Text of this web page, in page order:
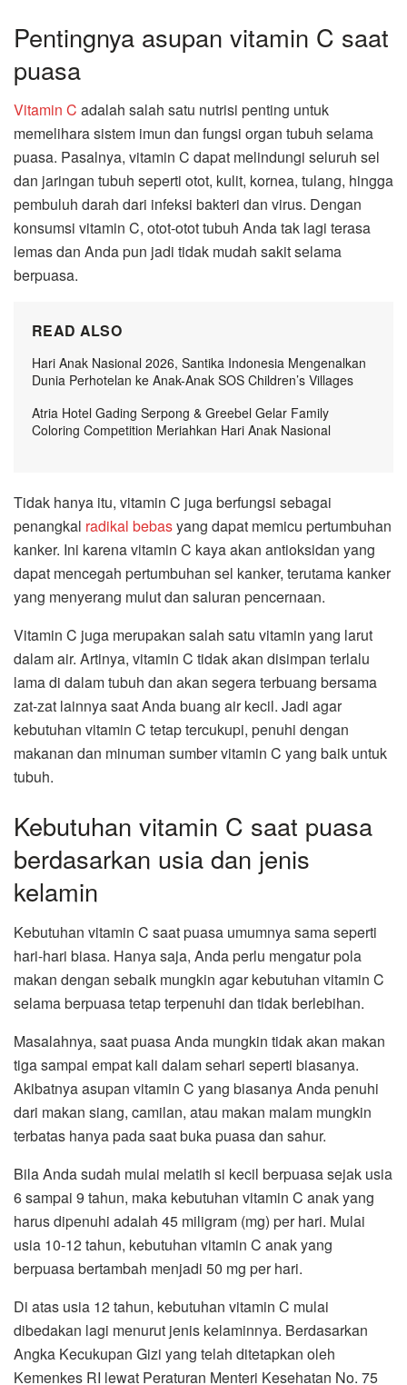
Pentingnya asupan vitamin C saat
puasa
Vitamin C adalah salah satu nutrisi penting untuk
memelihara sistem imun dan fungsi organ tubuh selama
puasa. Pasalnya, vitamin C dapat melindungi seluruh sel
dan jaringan tubuh seperti otot, kulit, kornea, tulang, hingga
pembuluh darah dari infeksi bakteri dan virus. Dengan
konsumsi vitamin C, otot-otot tubuh Anda tak lagi terasa
lemas dan Anda pun jadi tidak mudah sakit selama
berpuasa.
READ ALSO
Hari Anak Nasional 2026, Santika Indonesia Mengenalkan
Dunia Perhotelan ke Anak-Anak SOS Children’s Villages
Atria Hotel Gading Serpong & Greebel Gelar Family
Coloring Competition Meriahkan Hari Anak Nasional
Tidak hanya itu, vitamin C juga berfungsi sebagai
penangkal radikal bebasyang dapat memicu pertumbuhan
kanker. Ini karena vitamin C kaya akan antioksidan yang
dapat mencegah pertumbuhan sel kanker, terutama kanker
yang menyerang mulut dan saluran pencernaan.
Vitamin C juga merupakan salah satu vitamin yang larut
dalam air. Artinya, vitamin C tidak akan disimpan terlalu
lama di dalam tubuh dan akan segera terbuang bersama
zat-zat lainnya saat Anda buang air kecil. Jadi agar
kebutuhan vitamin C tetap tercukupi, penuhi dengan
makanan dan minuman sumber vitamin C yang baik untuk
tubuh.
Kebutuhan vitamin C saat puasa
berdasarkan usia dan jenis
kelamin
Kebutuhan vitamin C saat puasa umumnya sama seperti
hari-hari biasa. Hanya saja, Anda perlu mengatur pola
makan dengan sebaik mungkin agar kebutuhan vitamin C
selama berpuasa tetap terpenuhi dan tidak berlebihan.
Masalahnya, saat puasa Anda mungkin tidak akan makan
tiga sampai empat kali dalam sehari seperti biasanya.
Akibatnya asupan vitamin C yang biasanya Anda penuhi
dari makan siang, camilan, atau makan malam mungkin
terbatas hanya pada saat buka puasa dan sahur.
Bila Anda sudah mulai melatih si kecil berpuasa sejak usia
6 sampai 9 tahun, maka kebutuhan vitamin C anak yang
harus dipenuhi adalah 45 miligram (mg) per hari. Mulai
usia 10-12 tahun, kebutuhan vitamin C anak yang
berpuasa bertambah menjadi 50 mg per hari.
Di atas usia 12 tahun, kebutuhan vitamin C mulai
dibedakan lagi menurut jenis kelaminnya. Berdasarkan
Angka Kecukupan Gizi yang telah ditetapkan oleh
Kemenkes RI lewat Peraturan Menteri Kesehatan No. 75